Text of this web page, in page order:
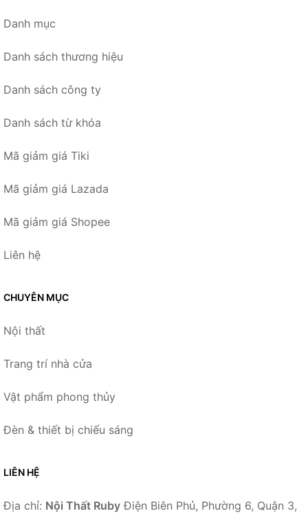
Danh mục
Danh sách thương hiệu
Danh sách công ty
Danh sách từ khóa
Mã giảm giá Tiki
Mã giảm giá Lazada
Mã giảm giá Shopee
Liên hệ
CHUYÊN MỤC
Nội thất
Trang trí nhà cửa
Vật phẩm phong thủy
Đèn & thiết bị chiếu sáng
LIÊN HỆ
Địa chỉ: Nội Thất Ruby Điện Biên Phủ, Phường 6, Quận 3,